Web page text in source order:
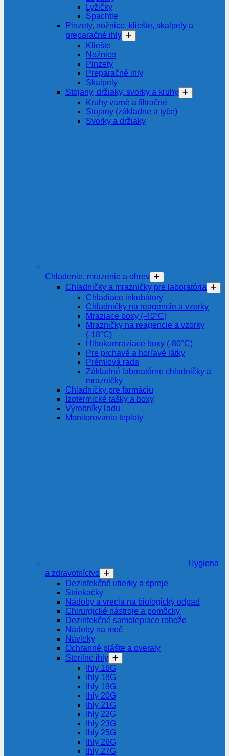
Lyžičky
Špachtle
Pinzety, nožnice, kliešte, skalpely a
preparačné ihly
Kliešte
Nožnice
Pinzety
Preparačné ihly
Skalpely
Stojany, držiaky, svorky a kruhy
Kruhy varné a filtračné
Stojany (základne a tyče)
Svorky a držiaky
Chladenie, mrazenie a ohrev
Chladničky a mrazničky pre laboratória
Chladiace inkubátory
Chladničky na reagencie a vzorky
Mraziace boxy (-40°C)
Mrazničky na reagencie a vzorky
(-18°C)
Hlbokomraziace boxy (-80°C)
Pre prchavé a horľavé látky
Prémiová rada
Základné laboratórne chladničky a
mrazničky
Chladničky pre farmáciu
Izotermické tašky a boxy
Výrobníky ľadu
Monitorovanie teploty
Hygiena
a zdravotníctvo
Dezinfekčné utierky a spreje
Striekačky
Nádoby a vrecia na biologický odpad
Chirurgické nástroje a pomôcky
Dezinfekčné samolepiace rohože
Nádoby na moč
Návleky
Ochranné plášte a overaly
Sterilné ihly
Ihly 16G
Ihly 18G
Ihly 19G
Ihly 20G
Ihly 21G
Ihly 22G
Ihly 23G
Ihly 25G
Ihly 26G
Ihly 27G